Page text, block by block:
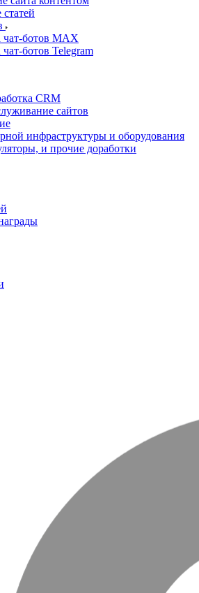
чат-ботов MAX
чат-ботов Telegram
CRM
сайтов
инфраструктуры и оборудования
и прочие доработки